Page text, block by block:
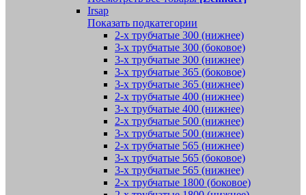
Irsap
Показать подкатегории
2-х трубчатые 300 (нижнее)
3-х трубчатые 300 (боковое)
3-х трубчатые 300 (нижнее)
3-х трубчатые 365 (боковое)
3-х трубчатые 365 (нижнее)
2-х трубчатые 400 (нижнее)
3-х трубчатые 400 (нижнее)
2-х трубчатые 500 (нижнее)
3-х трубчатые 500 (нижнее)
2-х трубчатые 565 (нижнее)
3-х трубчатые 565 (боковое)
3-х трубчатые 565 (нижнее)
2-х трубчатые 1800 (боковое)